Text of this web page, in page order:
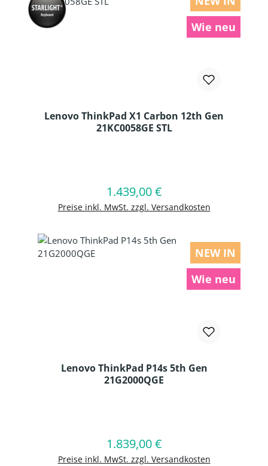
Wie neu
Lenovo ThinkPad X1 Carbon 12th Gen
21KC0058GE STL
Regulärer Preis:
1.439,00 €
Preise inkl. MwSt. zzgl. Versandkosten
In den Warenkorb
NEW IN
Wie neu
Lenovo ThinkPad P14s 5th Gen
21G2000QGE
Regulärer Preis:
1.839,00 €
Preise inkl. MwSt. zzgl. Versandkosten
In den Warenkorb